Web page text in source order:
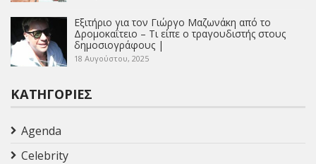
Εξιτήριο για τον Γιώργο Μαζωνάκη από το
Δρομοκαΐτειο – Τι είπε ο τραγουδιστής στους
δημοσιογράφους |
18 Αυγούστου, 2025
ΚΑΤΗΓΟΡΊΕΣ
Agenda
Celebrity